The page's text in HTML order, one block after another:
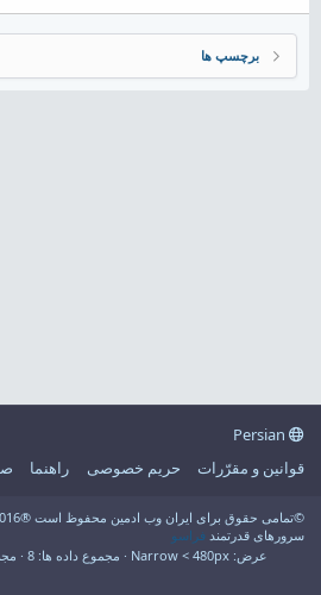
برچسپ ها
قوانین و مقرّرات
حریم خصوصی راهنما
سرورهای قدرتمند فراسو
عرض
مجموع داده ها 8